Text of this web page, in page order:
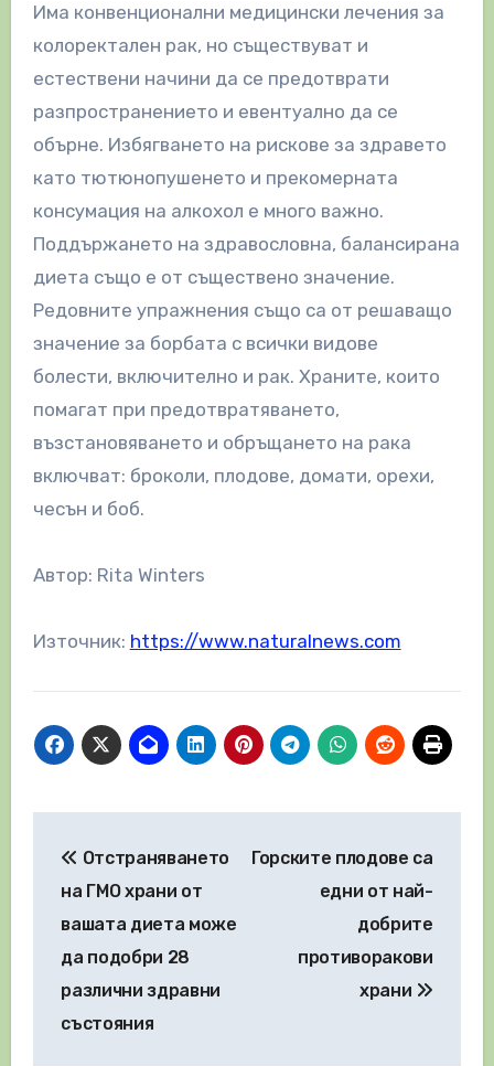
Има конвенционални медицински лечения за
колоректален рак, но съществуват и
естествени начини да се предотврати
разпространението и евентуално да се
обърне. Избягването на рискове за здравето
като тютюнопушенето и прекомерната
консумация на алкохол е много важно.
Поддържането на здравословна, балансирана
диета също е от съществено значение.
Редовните упражнения също са от решаващо
значение за борбата с всички видове
болести, включително и рак. Храните, които
помагат при предотвратяването,
възстановяването и обръщането на рака
включват: броколи, плодове, домати, орехи,
чесън и боб.
Автор: Rita Winters
Източник: https://www.naturalnews.com
Отстраняването
на ГМО храни от
вашата диета може
да подобри 28
различни здравни
състояния
Горските плодове са
едни от най-
добрите
противоракови
храни